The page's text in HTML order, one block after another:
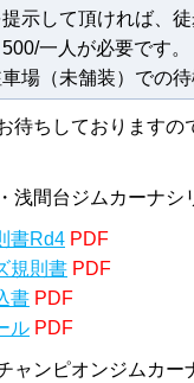
示して頂ければ、
一人が必要です。
場（未舗装）での待
待ちしておりますの
浅間台ジムカーナシ
書Rd4 PDF
規則書 PDF
書 PDF
ル PDF
ャンピオンジムカー